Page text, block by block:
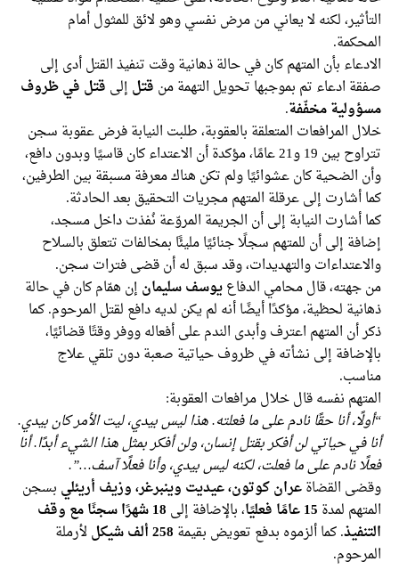
التأثير، لكنه لا يعاني من مرض نفسي وهو لائق للمثول أمام
المحكمة.
الادعاء بأن المتهم كان في حالة ذهانية وقت تنفيذ القتل أدى إلى
صفقة ادعاء تم بموجبها تحويل التهمة من قتل إلى قتل في ظروف
مسؤولية مخفّفة.
خلال المرافعات المتعلقة بالعقوبة، طلبت النيابة فرض عقوبة سجن
تتراوح بين 19 و21 عامًا، مؤكدة أن الاعتداء كان قاسيًا وبدون دافع،
وأن الضحية كان عشوائيًا ولم تكن هناك معرفة مسبقة بين الطرفين،
كما أشارت إلى عرقلة المتهم مجريات التحقيق بعد الحادثة.
كما أشارت النيابة إلى أن الجريمة المروّعة نُفذت داخل مسجد،
إضافة إلى أن للمتهم سجلًا جنائيًا مليئًا بمخالفات تتعلق بالسلاح
والاعتداءات والتهديدات، وقد سبق له أن قضى فترات سجن.
من جهته، قال محامي الدفاعيوسف سليمان إن همّام كان في حالة
ذهانية لحظية، مؤكدًا أيضًا أنه لم يكن لديه دافع لقتل المرحوم. كما
ذكر أن المتهم اعترف وأبدى الندم على أفعاله ووفر وقتًا قضائيًا،
بالإضافة إلى نشأته في ظروف حياتية صعبة دون تلقي علاج
مناسب.
المتهم نفسه قال خلال مرافعات العقوبة:
“أولًا، أنا حقًا نادم على ما فعلته. هذا ليس بيدي، ليت الأمر كان بيدي.
أنا في حياتي لن أفكر بقتل إنسان، ولن أفكر بمثل هذا الشيء أبدًا. أنا
فعلًا نادم على ما فعلت، لكنه ليس بيدي، وأنا فعلًا آسف…”.
وقضى القضاةعران كوتون، عيديت وينبرغر، وزيف أريئلي بسجن
المتهم لمدة 15 عامًا فعليًا ، بالإضافة إلى
18 شهرًا سجنًا مع وقف
التنفيذ. كما ألزموه بدفع تعويض بقيمة 258 ألف شيكل
لأرملة
المرحوم.